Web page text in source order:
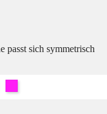
passt sich symmetrisch